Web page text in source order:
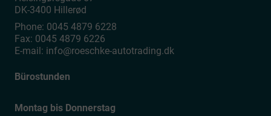
DK-3400 Hillerød
Phone: 0045 4879 6228
Fax: 0045 4879 6226
E-mail: info@roeschke-autotrading.dk
Bürostunden
Montag bis Donnerstag